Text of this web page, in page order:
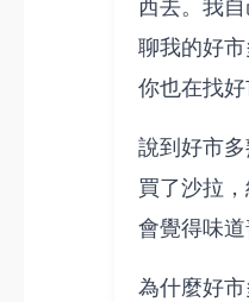
西去。我
聊我的好
你也在找
說到好市
買了沙拉
會覺得味
為什麼好